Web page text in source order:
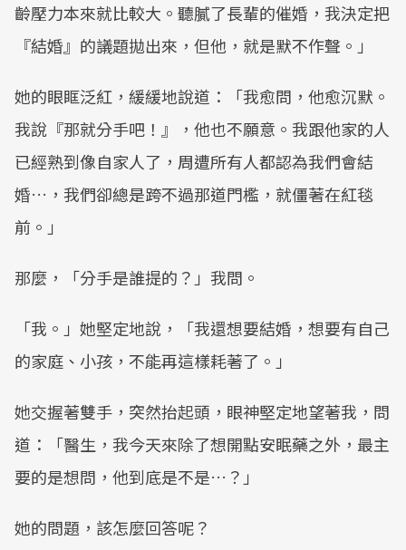
齡壓力本來就比較大。聽膩了長輩的催婚，我決定把
『結婚』的議題拋出來，但他，就是默不作聲。」
她的眼眶泛紅，緩緩地說道：「我愈問，他愈沉默。
我說『那就分手吧！』，他也不願意。我跟他家的人
已經熟到像自家人了，周遭所有人都認為我們會結
婚…，我們卻總是跨不過那道門檻，就僵著在紅毯
前。」
那麼，「分手是誰提的？」我問。
「我。」她堅定地說，「我還想要結婚，想要有自己
的家庭、小孩，不能再這樣耗著了。」
她交握著雙手，突然抬起頭，眼神堅定地望著我，問
道：「醫生，我今天來除了想開點安眠藥之外，最主
要的是想問，他到底是不是…？」
她的問題，該怎麼回答呢？